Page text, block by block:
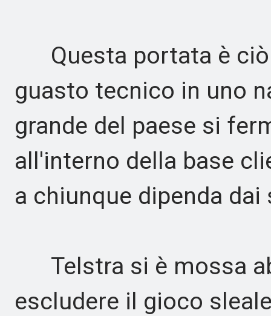
Questa portata è ciò
guasto tecnico in uno
grande del paese si
all'interno della base
a chiunque dipenda
Telstra si è mossa
escludere il gioco